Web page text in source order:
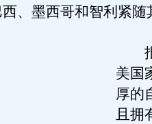
、墨西哥和智利紧随
报
美国
厚的
且拥